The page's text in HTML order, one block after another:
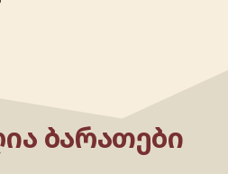
ᲑᲐᲠᲐᲗᲔᲑᲘ